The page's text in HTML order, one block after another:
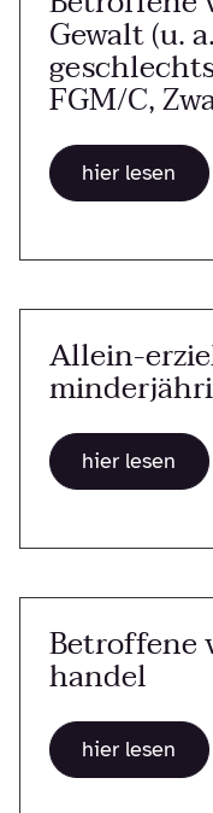
Gewalt (u. a.
FGM/C,
hier lesen
Allein-
hier lesen
Betroffene
handel
hier lesen